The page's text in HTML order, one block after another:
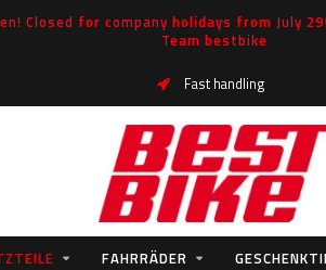
Closed for company holidays from July
Team bestbike
Fast handling
FAHRRÄDER